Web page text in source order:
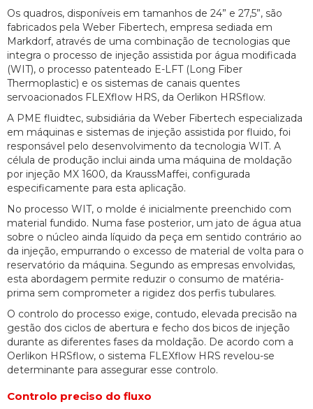
Os quadros, disponíveis em tamanhos de 24” e 27,5”, são
fabricados pela Weber Fibertech, empresa sediada em
Markdorf, através de uma combinação de tecnologias que
integra o processo de injeção assistida por água modificada
(WIT), o processo patenteado E-LFT (Long Fiber
Thermoplastic) e os sistemas de canais quentes
servoacionados FLEXflow HRS, da Oerlikon HRSflow.
A PME fluidtec, subsidiária da Weber Fibertech especializada
em máquinas e sistemas de injeção assistida por fluido, foi
responsável pelo desenvolvimento da tecnologia WIT. A
célula de produção inclui ainda uma máquina de moldação
por injeção MX 1600, da KraussMaffei, configurada
especificamente para esta aplicação.
No processo WIT, o molde é inicialmente preenchido com
material fundido. Numa fase posterior, um jato de água atua
sobre o núcleo ainda líquido da peça em sentido contrário ao
da injeção, empurrando o excesso de material de volta para o
reservatório da máquina. Segundo as empresas envolvidas,
esta abordagem permite reduzir o consumo de matéria-
prima sem comprometer a rigidez dos perfis tubulares.
O controlo do processo exige, contudo, elevada precisão na
gestão dos ciclos de abertura e fecho dos bicos de injeção
durante as diferentes fases da moldação. De acordo com a
Oerlikon HRSflow, o sistema FLEXflow HRS revelou-se
determinante para assegurar esse controlo.
Controlo preciso do fluxo